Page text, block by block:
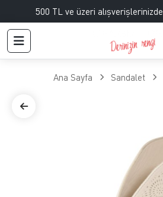
500 TL ve üzeri alışverişlerinizde
Ana Sayfa Sandalet